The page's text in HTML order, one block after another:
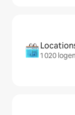
1 020